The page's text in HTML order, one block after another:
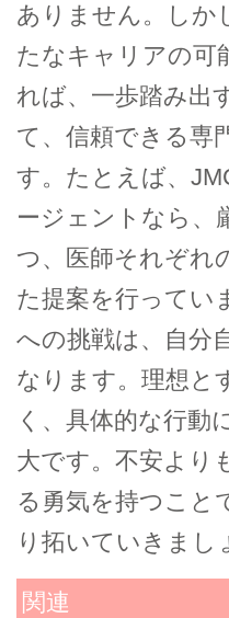
ありません。しか
たなキャリアの可
れば、一歩踏み出
て、信頼できる専
す。たとえば、
ージェントなら、
つ、医師それぞれ
た提案を行って
への挑戦は、自分
なります。理想と
く、具体的な行動
大です。不安より
る勇気を持つこと
り拓いていきまし
関連